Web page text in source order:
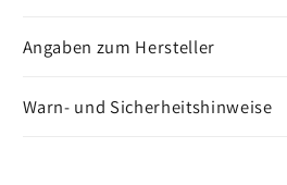
Angaben zum Hersteller
Warn- und Sicherheitshinweise